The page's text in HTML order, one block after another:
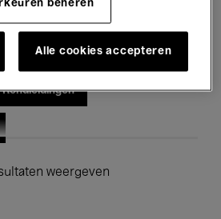
Kids’ Palace
Rondleidingen
weergeven
beheren
Alle cookies accepteren